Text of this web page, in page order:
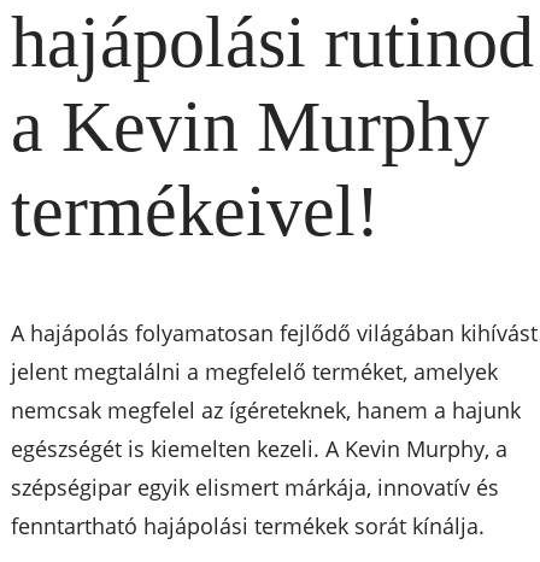
hajápolási rutinod
a Kevin Murphy
termékeivel!
A hajápolás folyamatosan fejlődő világában kihívást
jelent megtalálni a megfelelő terméket, amelyek
nemcsak megfelel az ígéreteknek, hanem a hajunk
egészségét is kiemelten kezeli. A Kevin Murphy, a
szépségipar egyik elismert márkája, innovatív és
fenntartható hajápolási termékek sorát kínálja.